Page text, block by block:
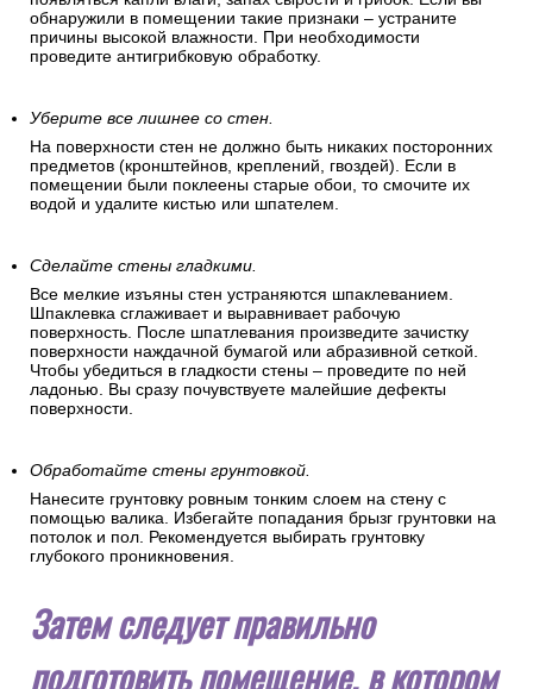
обнаружили в помещении такие признаки – устраните
причины высокой влажности. При необходимости
проведите антигрибковую обработку.
Уберите все лишнее со стен.
На поверхности стен не должно быть никаких посторонних
предметов (кронштейнов, креплений, гвоздей). Если в
помещении были поклеены старые обои, то смочите их
водой и удалите кистью или шпателем.
Сделайте стены гладкими.
Все мелкие изъяны стен устраняются шпаклеванием.
Шпаклевка сглаживает и выравнивает рабочую
поверхность. После шпатлевания произведите зачистку
поверхности наждачной бумагой или абразивной сеткой.
Чтобы убедиться в гладкости стены – проведите по ней
ладонью. Вы сразу почувствуете малейшие дефекты
поверхности.
Обработайте стены грунтовкой.
Нанесите грунтовку ровным тонким слоем на стену с
помощью валика. Избегайте попадания брызг грунтовки на
потолок и пол. Рекомендуется выбирать грунтовку
глубокого проникновения.
Затем следует правильно
подготовить помещение, в котором